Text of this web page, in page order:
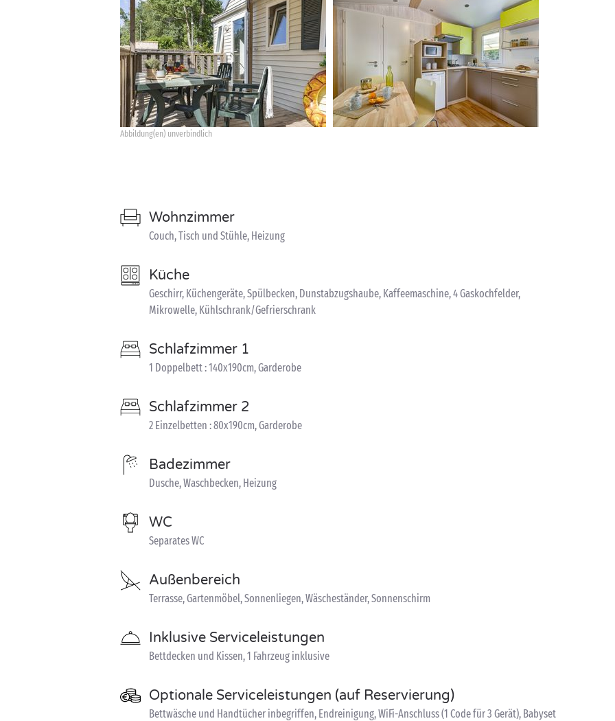
Abbildung(en) unverbindlich
Wohnzimmer
Couch, Tisch und Stühle, Heizung
Küche
Geschirr, Küchengeräte, Spülbecken, Dunstabzugshaube, Kaffeemaschine, 4 Gaskochfelder,
Mikrowelle, Kühlschrank/Gefrierschrank
Schlafzimmer 1
1 Doppelbett : 140x190cm, Garderobe
Schlafzimmer 2
2 Einzelbetten : 80x190cm, Garderobe
Badezimmer
Dusche, Waschbecken, Heizung
WC
Separates WC
Außenbereich
Terrasse, Gartenmöbel, Sonnenliegen, Wäscheständer, Sonnenschirm
Inklusive Serviceleistungen
Bettdecken und Kissen, 1 Fahrzeug inklusive
Optionale Serviceleistungen (auf Reservierung)
Bettwäsche und Handtücher inbegriffen, Endreinigung, WiFi-Anschluss (1 Code für 3 Gerät), Babyset